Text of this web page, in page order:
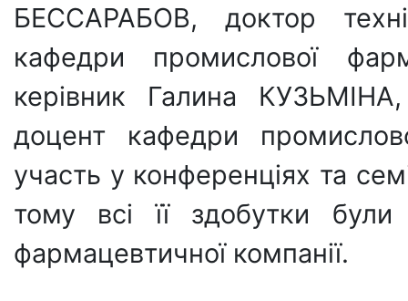
БЕССАРАБОВ, доктор
кафедри промислової
керівник Галина
доцент кафедри
участь у конференціях та
тому всі її здобутки були
фармацевтичної компанії.